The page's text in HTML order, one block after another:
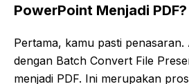
PowerPoint Menjadi PDF?
Pertama, kamu pasti
dengan Batch Convert File
menjadi PDF. Ini merupakan